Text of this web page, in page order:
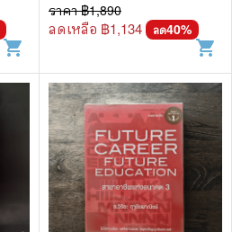
shopping_cart
ราคา ฿1,890
ลดเหลือ ฿1,134 ลด40%
shopping_cart